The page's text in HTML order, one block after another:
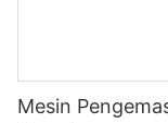
Mesin